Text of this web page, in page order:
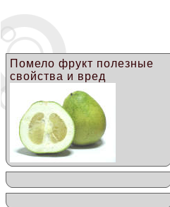
Помело фрукт полезные
свойства и вред